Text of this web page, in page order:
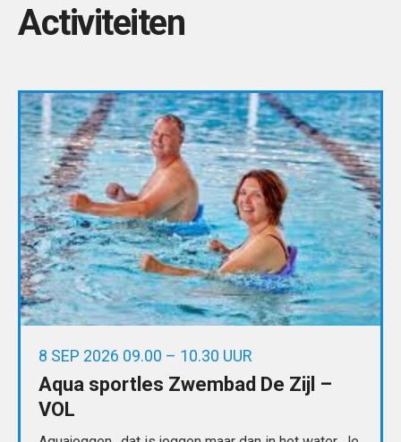
Activiteiten
8 SEP 2026 09.00 – 10.30 UUR
Aqua sportles Zwembad De Zijl –
VOL